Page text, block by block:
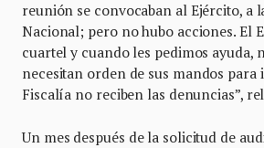
reunión se convocaban al Ejército, a
Nacional; pero no hubo acciones. El
cuartel y cuando les pedimos ayuda,
necesitan orden de sus mandos
Fiscalía no reciben las denuncias”,
Un mes después de la solicitud de